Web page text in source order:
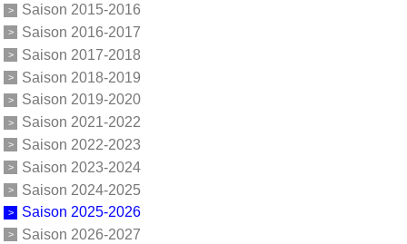
Saison 2015-2016
Saison 2016-2017
Saison 2017-2018
Saison 2018-2019
Saison 2019-2020
Saison 2021-2022
Saison 2022-2023
Saison 2023-2024
Saison 2024-2025
Saison 2025-2026
Saison 2026-2027